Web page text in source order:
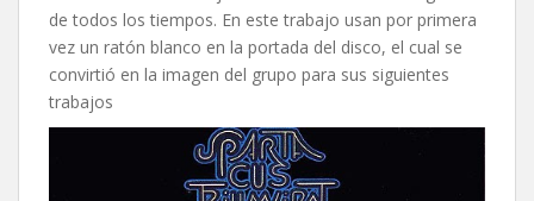
de todos los tiempos. En este trabajo usan por primera
vez un ratón blanco en la portada del disco, el cual se
convirtió en la imagen del grupo para sus siguientes
trabajos